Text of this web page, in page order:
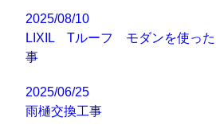
2025/08/10
LIXIL Tルーフ モダンを使った
事
2025/06/25
雨樋交換工事